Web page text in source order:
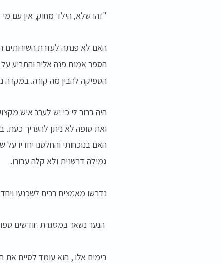
"זהו שלא, הילד מחוק, אין עם
האם לא פנתה לעזרת השירותים
הספר אמנם פנה אליה והתריע
הספיקה להבין מה קורה.
היה ברור לי כי יש לערב איש
ואת סופה לא ניתן להעריך כעת.
האם בנוכחותי והחלטנו יחדיו
גמילה דרשנית ולא קלה עבורו.
נדרשו מאמצים רבים לשכנעו ויחד
הנער נשאר במסגרת חודשים
בימים אלו , הוא עומד לסיים